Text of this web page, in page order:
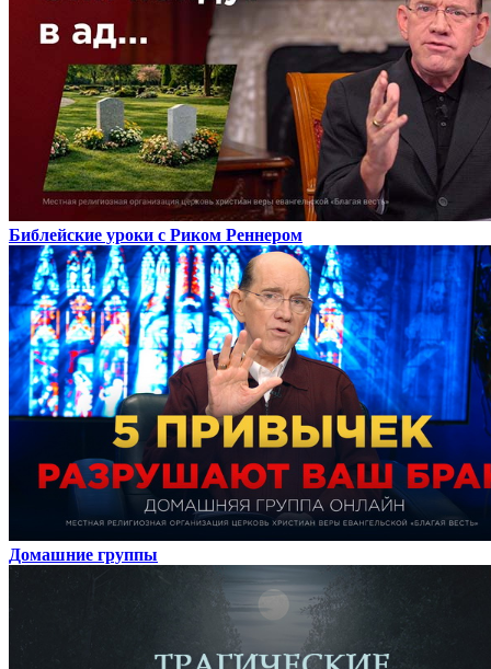
Библейские уроки с Риком Реннером
Домашние группы